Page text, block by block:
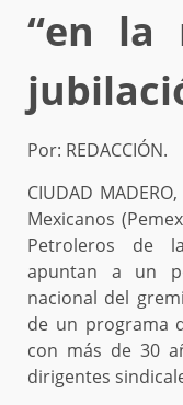
“en la
Por: REDACCIÓN.
CIUDAD
Mexicanos
Petroleros de la
apuntan a un
nacional del
de un programa
con más de 30
dirigentes